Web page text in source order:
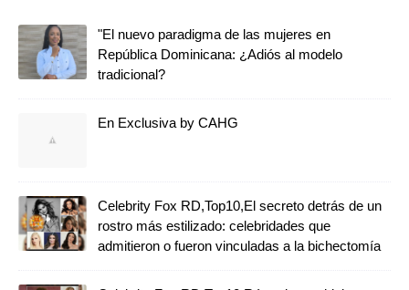
"El nuevo paradigma de las mujeres en
República Dominicana: ¿Adiós al modelo
tradicional?
En Exclusiva by CAHG
Celebrity Fox RD,Top10,El secreto detrás de un
rostro más estilizado: celebridades que
admitieron o fueron vinculadas a la bichectomía